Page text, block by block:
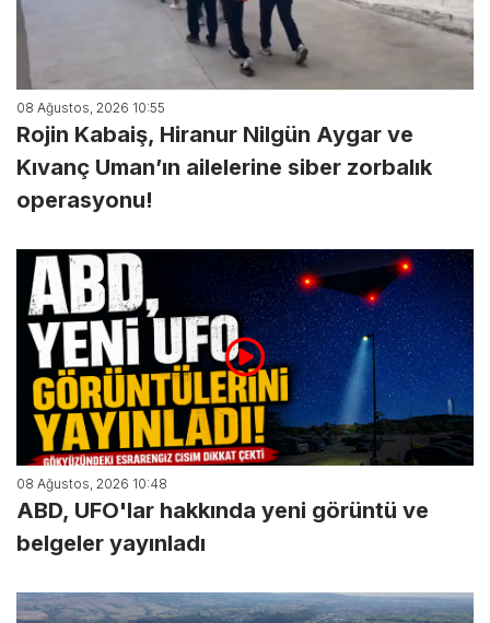
08 Ağustos, 2026 10:55
Rojin Kabaiş, Hiranur Nilgün Aygar ve
Kıvanç Uman’ın ailelerine siber zorbalık
operasyonu!
08 Ağustos, 2026 10:48
ABD, UFO'lar hakkında yeni görüntü ve
belgeler yayınladı